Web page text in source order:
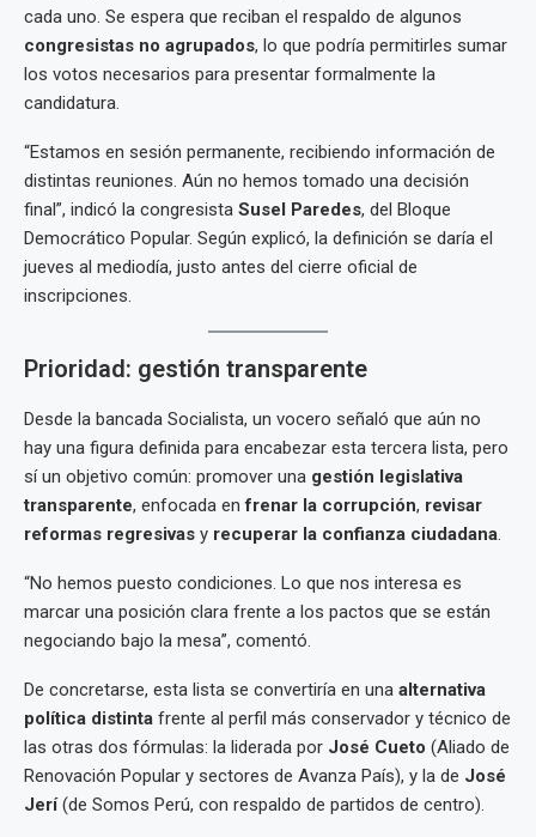
cada uno. Se espera que reciban el respaldo de algunos
congresistas no agrupados, lo que podría permitirles sumar
los votos necesarios para presentar formalmente la
candidatura.
“Estamos en sesión permanente, recibiendo información de
distintas reuniones. Aún no hemos tomado una decisión
final”, indicó la congresista Susel Paredes, del Bloque
Democrático Popular. Según explicó, la definición se daría el
jueves al mediodía, justo antes del cierre oficial de
inscripciones.
Prioridad: gestión transparente
Desde la bancada Socialista, un vocero señaló que aún no
hay una figura definida para encabezar esta tercera lista, pero
sí un objetivo común: promover una gestión legislativa
transparente, enfocada enfrenar la corrupción, revisar
reformas regresivas y recuperar la confianza ciudadana.
“No hemos puesto condiciones. Lo que nos interesa es
marcar una posición clara frente a los pactos que se están
negociando bajo la mesa”, comentó.
De concretarse, esta lista se convertiría en una alternativa
política distinta frente al perfil más conservador y técnico de
las otras dos fórmulas: la liderada por José Cueto (Aliado de
Renovación Popular y sectores de Avanza País), y la de José
Jerí(de Somos Perú, con respaldo de partidos de centro).